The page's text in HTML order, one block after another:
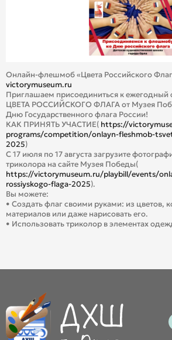
Онлайн-флешмоб «Цвета Российского
victorymuseum.ru
Приглашаем присоединиться к
ЦВЕТА РОССИЙСКОГО ФЛАГА от Музея
Дню Государственного флага России!
КАК ПРИНЯТЬ УЧАСТИЕ( https://
programs/competition/onlayn-fleshmob-
2025)
С 17 июля по 17 августа загрузите
триколора на сайте Музея Победы(
https://victorymuseum.ru/playbill/events/
rossiyskogo-flaga-2025).
Вы можете:
• Создать флаг своими руками: из цветов,
материалов или даже нарисовать его.
• Использовать триколор в элементах